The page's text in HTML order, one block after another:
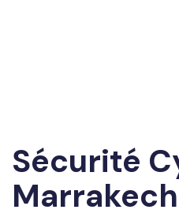
Sécurité
Marrakech